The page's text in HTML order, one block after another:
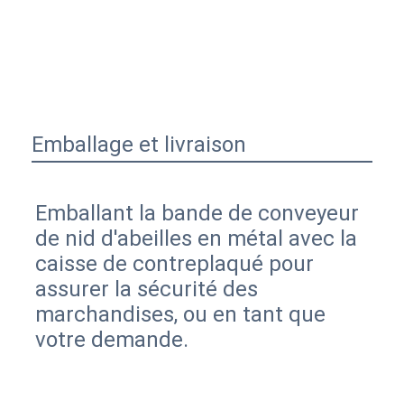
Emballage et livraison
Emballant la bande de conveyeur
de nid d'abeilles en métal avec la
caisse de contreplaqué pour
assurer la sécurité des
marchandises, ou en tant que
votre demande.